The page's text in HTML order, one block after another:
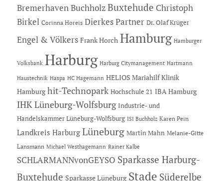
Bremerhaven Buchholz Buxtehude Christoph
Birkel Corinna Horeis Dierkes Partner Dr. Olaf Krüger
Engel & Völkers Frank Horch Hamburg Hamburger
Volksbank Harburg Harburg Citymanagement Hartmann
Haustechnik Haspa HC Hagemann HELIOS Mariahilf Klinik
Hamburg hit-Technopark Hochschule 21 IBA Hamburg
IHK Lüneburg-Wolfsburg Industrie- und
Handelskammer Lüneburg-Wolfsburg ISI Buchholz Karen Pein
Landkreis Harburg Lüneburg Martin Mahn Melanie-Gitte
Lansmann Michael Westhagemann Rainer Kalbe
SCHLARMANNvonGEYSO Sparkasse Harburg-
Buxtehude Sparkasse Lüneburg Stade Süderelbe